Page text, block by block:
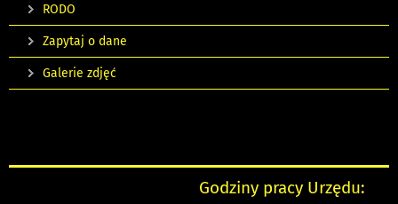
RODO
Zapytaj o dane
Galerie zdjęć
Godziny pracy Urzędu: